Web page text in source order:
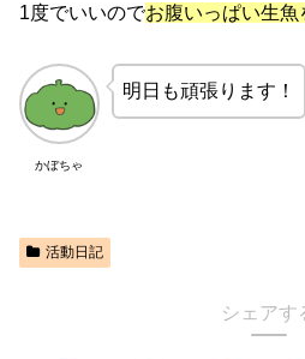
1度でいいのでお腹いっぱい生魚
かぼちゃ
明日も頑張ります！
活動日記
シェアす